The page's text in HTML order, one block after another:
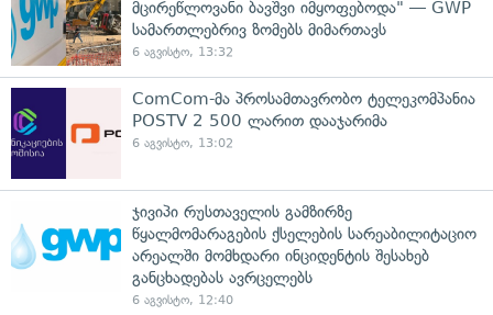
მცირეწლოვანი ბავშვი იმყოფებოდა" — GWP
სამართლებრივ ზომებს მიმართავს
6 აგვისტო, 13:32
ComCom-მა პროსამთავრობო ტელეკომპანია
POSTV 2 500 ლარით დააჯარიმა
6 აგვისტო, 13:02
ჯივიპი რუსთაველის გამზირზე
წყალმომარაგების ქსელების სარეაბილიტაციო
არეალში მომხდარი ინციდენტის შესახებ
განცხადებას ავრცელებს
6 აგვისტო, 12:40